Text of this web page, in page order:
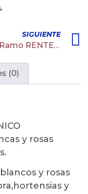
SIGUIENTE
Gran Ramo RENTERIA
(0)
y rosas
y rosas
y